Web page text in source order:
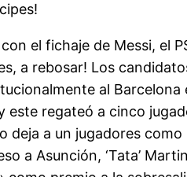
el fichaje de Messi, el
a rebosar! Los
al
regateó a cinco
a un jugadores
a Asunción, ‘Tata’